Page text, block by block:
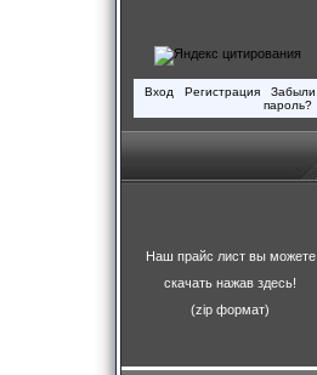
Вход Регистрация
Забыли
пароль?
Наш прайс лист вы можете
скачать нажав здесь!
(zip формат)